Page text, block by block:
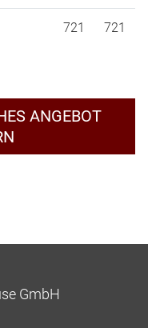
721 721
ANGEBOT
GmbH